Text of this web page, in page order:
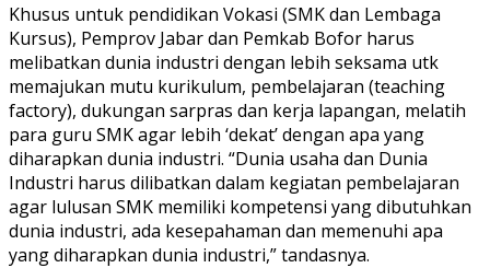
Khusus untuk pendidikan Vokasi (SMK dan Lembaga
Kursus), Pemprov Jabar dan Pemkab Bofor harus
melibatkan dunia industri dengan lebih seksama utk
memajukan mutu kurikulum, pembelajaran (teaching
factory), dukungan sarpras dan kerja lapangan, melatih
para guru SMK agar lebih ‘dekat’ dengan apa yang
diharapkan dunia industri. “Dunia usaha dan Dunia
Industri harus dilibatkan dalam kegiatan pembelajaran
agar lulusan SMK memiliki kompetensi yang dibutuhkan
dunia industri, ada kesepahaman dan memenuhi apa
yang diharapkan dunia industri,” tandasnya.